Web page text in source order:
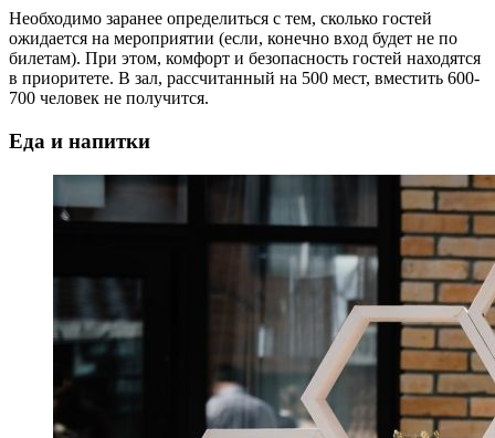
Необходимо заранее определиться с тем, сколько гостей
ожидается на мероприятии (если, конечно вход будет не по
билетам). При этом, комфорт и безопасность гостей находятся
в приоритете. В зал, рассчитанный на 500 мест, вместить 600-
700 человек не получится.
Еда и напитки